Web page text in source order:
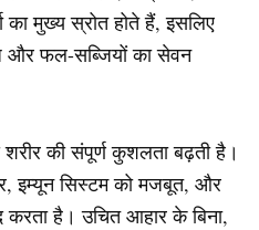
का मुख्य स्रोत होते हैं, इसलिए
और फल-सब्जियों का सेवन
की संपूर्ण कुशलता बढ़ती है।
इम्यून सिस्टम को मजबूत, और
करता है। उचित आहार के बिना,